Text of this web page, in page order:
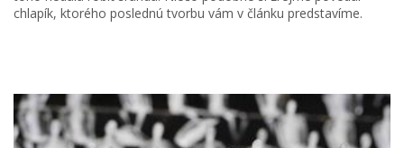
chlapík, ktorého poslednú tvorbu vám v článku predstavíme.